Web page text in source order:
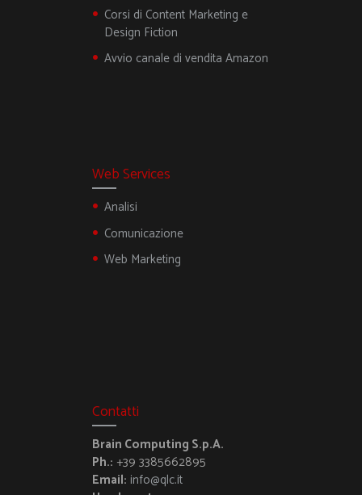
Corsi di Content Marketing e
Design Fiction
Avvio canale di vendita Amazon
Web Services
Analisi
Comunicazione
Web Marketing
Contatti
Brain Computing S.p.A.
Ph.: +39 3385662895
Email: info@qlc.it